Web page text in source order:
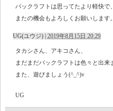
パックラフトは思ってたより軽快で
またの機会もよろしくお願いします。
UG(ユウジ) | 2019年8月15日 20:29
タカシさん、アキコさん、
まだまだパックラフトは色々と出来
また、遊びましょう(^_^)v
UG